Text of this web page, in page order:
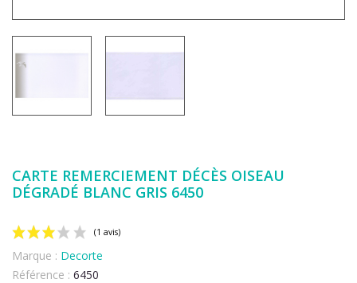
CARTE REMERCIEMENT DÉCÈS OISEAU
DÉGRADÉ BLANC GRIS 6450
Marque : Decorte
Référence : 6450